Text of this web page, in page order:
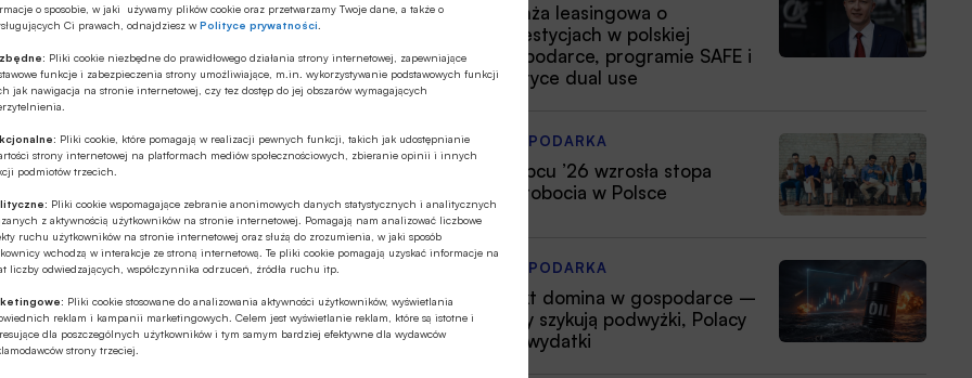
o sposobie, w jaki używamy plików cookie oraz przetwarzamy Twoje dane, a także o
Ci prawach, odnajdziesz wPolityce prywatności
Pliki cookie niezbędne do prawidłowego działania strony internetowej, zapewniające
funkcje i zabezpieczenia strony umożliwiające, m.in. wykorzystywanie podstawowych funkcji
jak nawigacja na stronie internetowej, czy tez dostęp do jej obszarów wymagających
Pliki cookie, które pomagają w realizacji pewnych funkcji, takich jak udostępnianie
strony internetowej na platformach mediów społecznościowych, zbieranie opinii i innych
podmiotów trzecich.
Pliki cookie wspomagające zebranie anonimowych danych statystycznych i analitycznych
z aktywnością użytkowników na stronie internetowej. Pomagają nam analizować liczbowe
ruchu użytkowników na stronie internetowej oraz służą do zrozumienia, w jaki sposób
wchodzą w interakcje ze stroną internetową. Te pliki cookie pomagają uzyskać informacje na
liczby odwiedzających, współczynnika odrzuceń, źródła ruchu itp.
Pliki cookie stosowane do analizowania aktywności użytkowników, wyświetlania
reklam i kampanii marketingowych. Celem jest wyświetlanie reklam, które są istotne i
dla poszczególnych użytkowników i tym samym bardziej efektywne dla wydawców
strony trzeciej.
Branża leasingowa o
inwestycjach w polskiej
gospodarce, programie SAFE i
polityce dual use
GOSPODARKA
W lipcu ’26 wzrosła stopa
bezrobocia w Polsce
GOSPODARKA
Efekt domina w gospodarce –
firmy szykują podwyżki, Polacy
tną wydatki